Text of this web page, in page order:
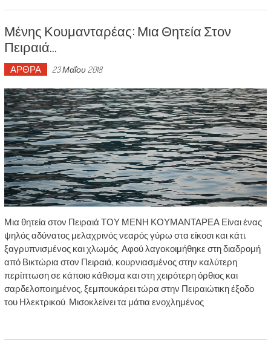
Μένης Κουμανταρέας: Μια Θητεία Στον
Πειραιά…
ΑΡΘΡΑ 23 Μαΐου 2018
Μια θητεία στον Πειραιά ΤΟΥ ΜΕΝΗ ΚΟΥΜΑΝΤΑΡΕΑ Είναι ένας
ψηλός αδύνατος μελαχρινός νεαρός γύρω στα είκοσι και κάτι,
ξαγρυπνισμένος και χλωμός. Αφού λαγοκοιμήθηκε στη διαδρομή
από Βικτώρια στον Πειραιά, κουρνιασμένος στην καλύτερη
περίπτωση σε κάποιο κάθισμα και στη χειρότερη όρθιος και
σαρδελοποιημένος, ξεμπουκάρει τώρα στην Πειραιώτικη έξοδο
του Ηλεκτρικού. Μισοκλείνει τα μάτια ενοχλημένος